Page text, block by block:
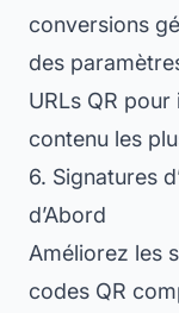
conversions
des
URLs QR
contenu les
6. Signatures
d’Abord
Améliorez les
codes QR